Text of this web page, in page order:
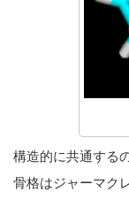
構造的に共通する
骨格はジャーマク